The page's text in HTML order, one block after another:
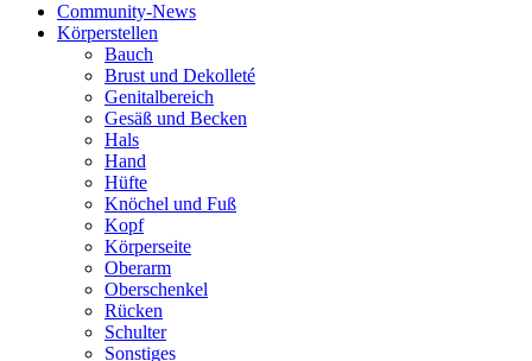
Community-News
Körperstellen
Bauch
Brust und Dekolleté
Genitalbereich
Gesäß und Becken
Hals
Hand
Hüfte
Knöchel und Fuß
Kopf
Körperseite
Oberarm
Oberschenkel
Rücken
Schulter
Sonstiges